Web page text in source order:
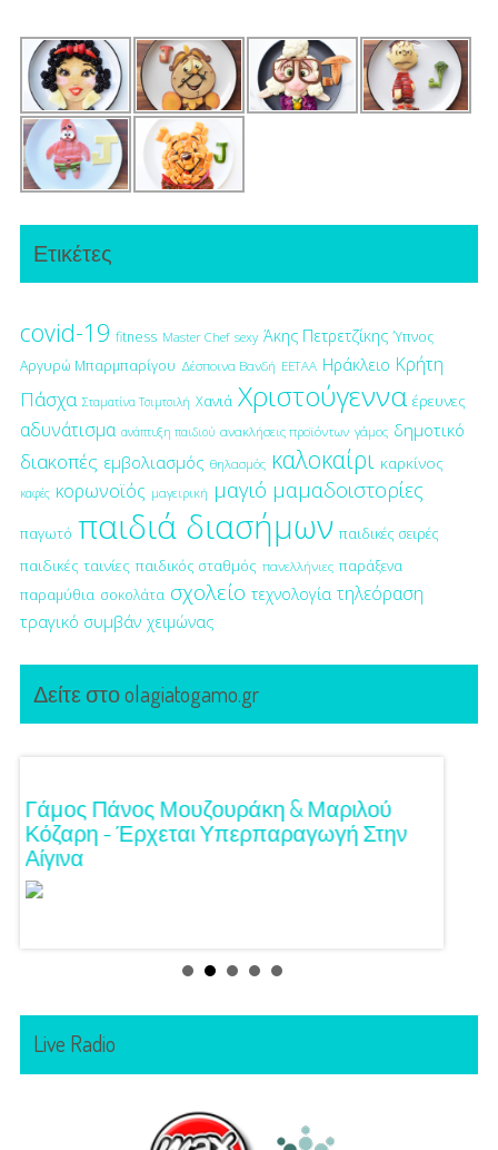
Ετικέτες
covid-19 fitness Master Chef sexy Άκης Πετρετζίκης Ύπνος
Αργυρώ Μπαρμπαρίγου Δέσποινα Βανδή ΕΕΤΑΑ Ηράκλειο Κρήτη
Πάσχα Σταματίνα Τσιμτσιλή Χανιά Χριστούγεννα έρευνες
αδυνάτισμα ανάπτυξη παιδιού ανακλήσεις προϊόντων γάμος δημοτικό
διακοπές εμβολιασμός θηλασμός καλοκαίρι καρκίνος
καφές κορωνοϊός μαγειρική μαγιό μαμαδοιστορίες
παγωτό παιδιά διασήμων παιδικές σειρές
παιδικές ταινίες παιδικός σταθμός πανελλήνιες παράξενα
παραμύθια σοκολάτα σχολείο τεχνολογία τηλεόραση
τραγικό συμβάν χειμώνας
Δείτε στο olagiatogamo.gr
Γάμος Πάνος Μουζουράκη & Μαριλού
Κόζαρη - Έρχεται Υπερπαραγωγή Στην
Αίγινα
Live Radio